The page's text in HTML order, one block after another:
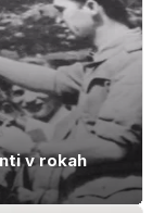
v rokah